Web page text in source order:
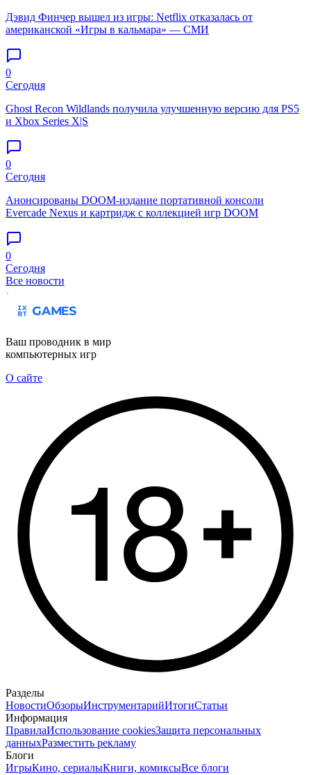
Дэвид Финчер вышел из игры: Netflix отказалась от
американской «Игры в кальмара» — СМИ
0
Сегодня
Ghost Recon Wildlands получила улучшенную версию для PS5
и Xbox Series X|S
0
Сегодня
Анонсированы DOOM-издание портативной консоли
Evercade Nexus и картридж с коллекцией игр DOOM
0
Сегодня
Все новости
Ваш проводник в мир
компьютерных игр
О сайте
Разделы
НовостиОбзорыИнструментарийИтогиСтатьи
Информация
ПравилаИспользование cookiesЗащита персональных
данныхРазместить рекламу
Блоги
ИгрыКино, сериалыКниги, комиксыВсе блоги